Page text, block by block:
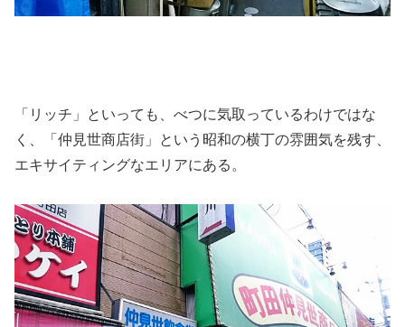
「リッチ」といっても、べつに気取っているわけではな
く、「仲見世商店街」という昭和の横丁の雰囲気を残す、
エキサイティングなエリアにある。